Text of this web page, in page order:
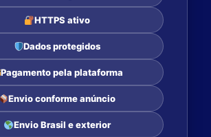
HTTPS ativo
Dados protegidos
Pagamento pela plataforma
Envio conforme anúncio
Envio Brasil e exterior